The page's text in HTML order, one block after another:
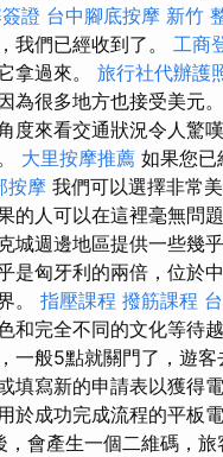
證 台中腳底按摩 新竹
我們已經收到了。 工商
拿過來。 旅行社代辦護
為很多地方也接受美元
度來看交通狀況令人驚嘆
大里按摩推薦 如果您已
按摩 我們可以選擇非常
的人可以在這裡毫無問
城週邊地區提供一些幾
是匈牙利的兩倍，位於
。 指壓課程 撥筋課程
和完全不同的文化等待
一般5點就關門了，遊
填寫新的申請表以獲得
於成功完成流程的平板
，會產生一個二維碼，